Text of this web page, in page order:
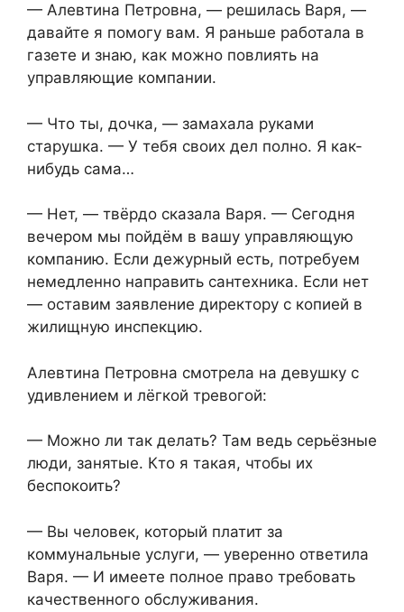
— Алевтина Петровна, — решилась Варя, —
давайте я помогу вам. Я раньше работала в
газете и знаю, как можно повлиять на
управляющие компании.
— Что ты, дочка, — замахала руками
старушка. — У тебя своих дел полно. Я как-
нибудь сама…
— Нет, — твёрдо сказала Варя. — Сегодня
вечером мы пойдём в вашу управляющую
компанию. Если дежурный есть, потребуем
немедленно направить сантехника. Если нет
— оставим заявление директору с копией в
жилищную инспекцию.
Алевтина Петровна смотрела на девушку с
удивлением и лёгкой тревогой:
— Можно ли так делать? Там ведь серьёзные
люди, занятые. Кто я такая, чтобы их
беспокоить?
— Вы человек, который платит за
коммунальные услуги, — уверенно ответила
Варя. — И имеете полное право требовать
качественного обслуживания.